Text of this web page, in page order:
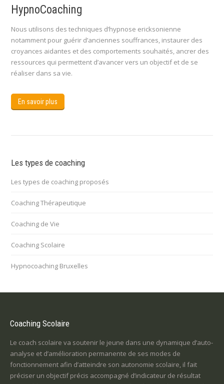
HypnoCoaching
Nous utilisons des techniques d’hypnose ericksonienne
notamment pour guérir d’anciennes souffrances, instaurer des
croyances aidantes et des comportements souhaités, ancrer des
ressources qui permettent d’avancer vers un objectif et de se
réaliser dans sa vie.
En savoir plus
Les types de coaching
Les types de coaching proposés
Coaching Thérapeutique
Coaching de Vie
Coaching Scolaire
Hypnocoaching Bruxelles
Coaching Scolaire
Le coach scolaire va soutenir le jeune dans une dynamique d’auto-
analyse et d’amélioration permanente de ses modes de
fonctionnement afin d’atteindre son autonomie scolaire, il fait
préciser un objectif précis accompagné d’indicateur de résultat